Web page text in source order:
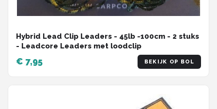
Hybrid Lead Clip Leaders - 45lb -100cm - 2 stuks
- Leadcore Leaders met loodclip
€ 7,95 BEKIJK OP BOL